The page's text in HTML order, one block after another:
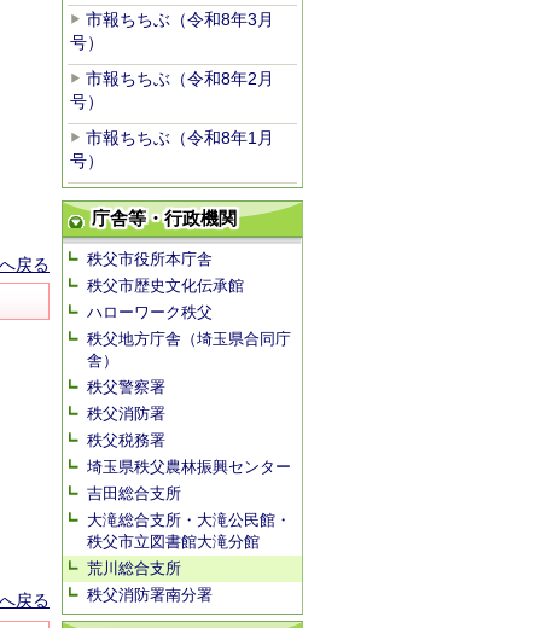
戻る
戻る
市報ちちぶ（令和8年3月
号）
市報ちちぶ（令和8年2月
号）
市報ちちぶ（令和8年1月
号）
庁舎等・行政機関
秩父市役所本庁舎
秩父市歴史文化伝承館
ハローワーク秩父
秩父地方庁舎（埼玉県合同庁
舎）
秩父警察署
秩父消防署
秩父税務署
埼玉県秩父農林振興センター
吉田総合支所
大滝総合支所・大滝公民館・
秩父市立図書館大滝分館
荒川総合支所
秩父消防署南分署